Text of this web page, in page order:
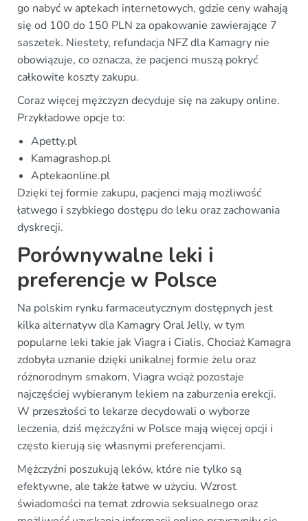
go nabyć w aptekach internetowych, gdzie ceny wahają
się od 100 do 150 PLN za opakowanie zawierające 7
saszetek. Niestety, refundacja NFZ dla Kamagry nie
obowiązuje, co oznacza, że pacjenci muszą pokryć
całkowite koszty zakupu.
Coraz więcej mężczyzn decyduje się na zakupy online.
Przykładowe opcje to:
Apetty.pl
Kamagrashop.pl
Aptekaonline.pl
Dzięki tej formie zakupu, pacjenci mają możliwość
łatwego i szybkiego dostępu do leku oraz zachowania
dyskrecji.
Porównywalne leki i
preferencje w Polsce
Na polskim rynku farmaceutycznym dostępnych jest
kilka alternatyw dla Kamagry Oral Jelly, w tym
popularne leki takie jak Viagra i Cialis. Chociaż Kamagra
zdobyła uznanie dzięki unikalnej formie żelu oraz
różnorodnym smakom, Viagra wciąż pozostaje
najczęściej wybieranym lekiem na zaburzenia erekcji.
W przeszłości to lekarze decydowali o wyborze
leczenia, dziś mężczyźni w Polsce mają więcej opcji i
często kierują się własnymi preferencjami.
Mężczyźni poszukują leków, które nie tylko są
efektywne, ale także łatwe w użyciu. Wzrost
świadomości na temat zdrowia seksualnego oraz